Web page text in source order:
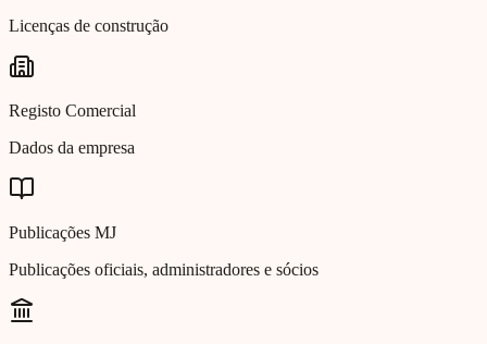
Licenças de construção
Registo Comercial
Dados da empresa
Publicações MJ
Publicações oficiais, administradores e sócios